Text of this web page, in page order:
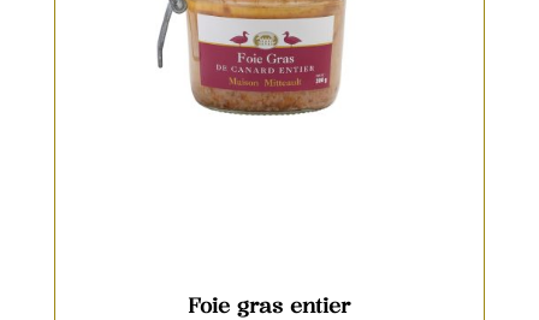
Foie gras entier